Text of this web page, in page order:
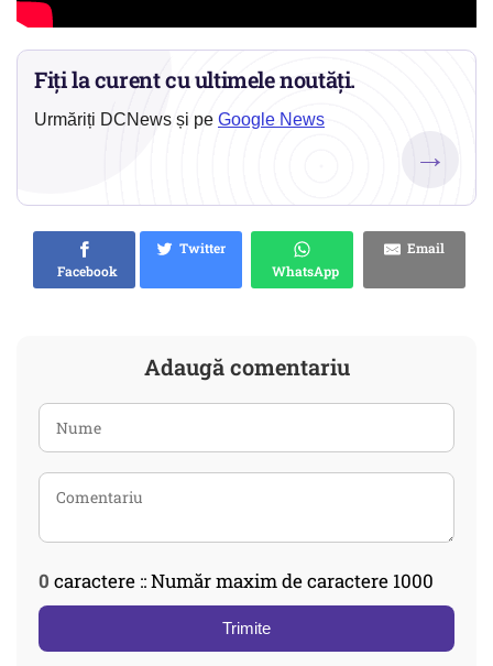
Fiți la curent cu ultimele noutăți.
Urmăriți DCNews și pe Google News
→
Facebook
Twitter
WhatsApp
Email
Adaugă comentariu
0 caractere :: Număr maxim de caractere 1000
Trimite